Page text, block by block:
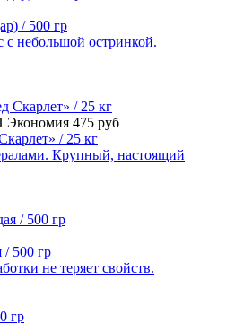
/ 500 гр
небольшой остринкой.
Экономия 475 руб
/ 25 кг
Крупный, настоящий
/ 500 гр
не теряет свойств.